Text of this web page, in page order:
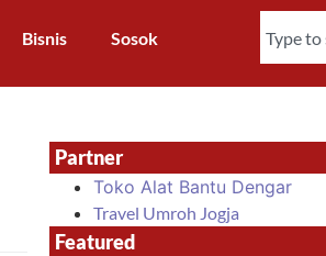
Bisnis Sosok
Partner
Toko Alat Bantu Dengar
Travel Umroh Jogja
Featured